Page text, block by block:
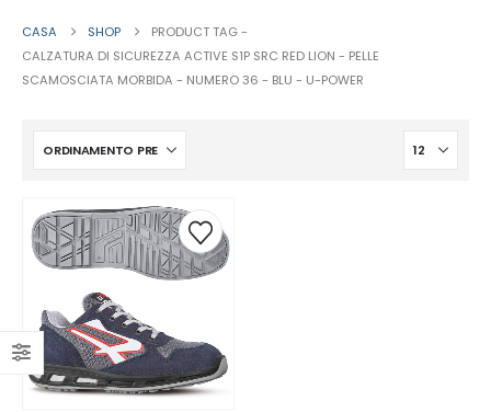
CASA SHOP
PRODUCT TAG -
CALZATURA DI SICUREZZA ACTIVE S1P SRC RED LION - PELLE
SCAMOSCIATA MORBIDA - NUMERO 36 - BLU - U-POWER